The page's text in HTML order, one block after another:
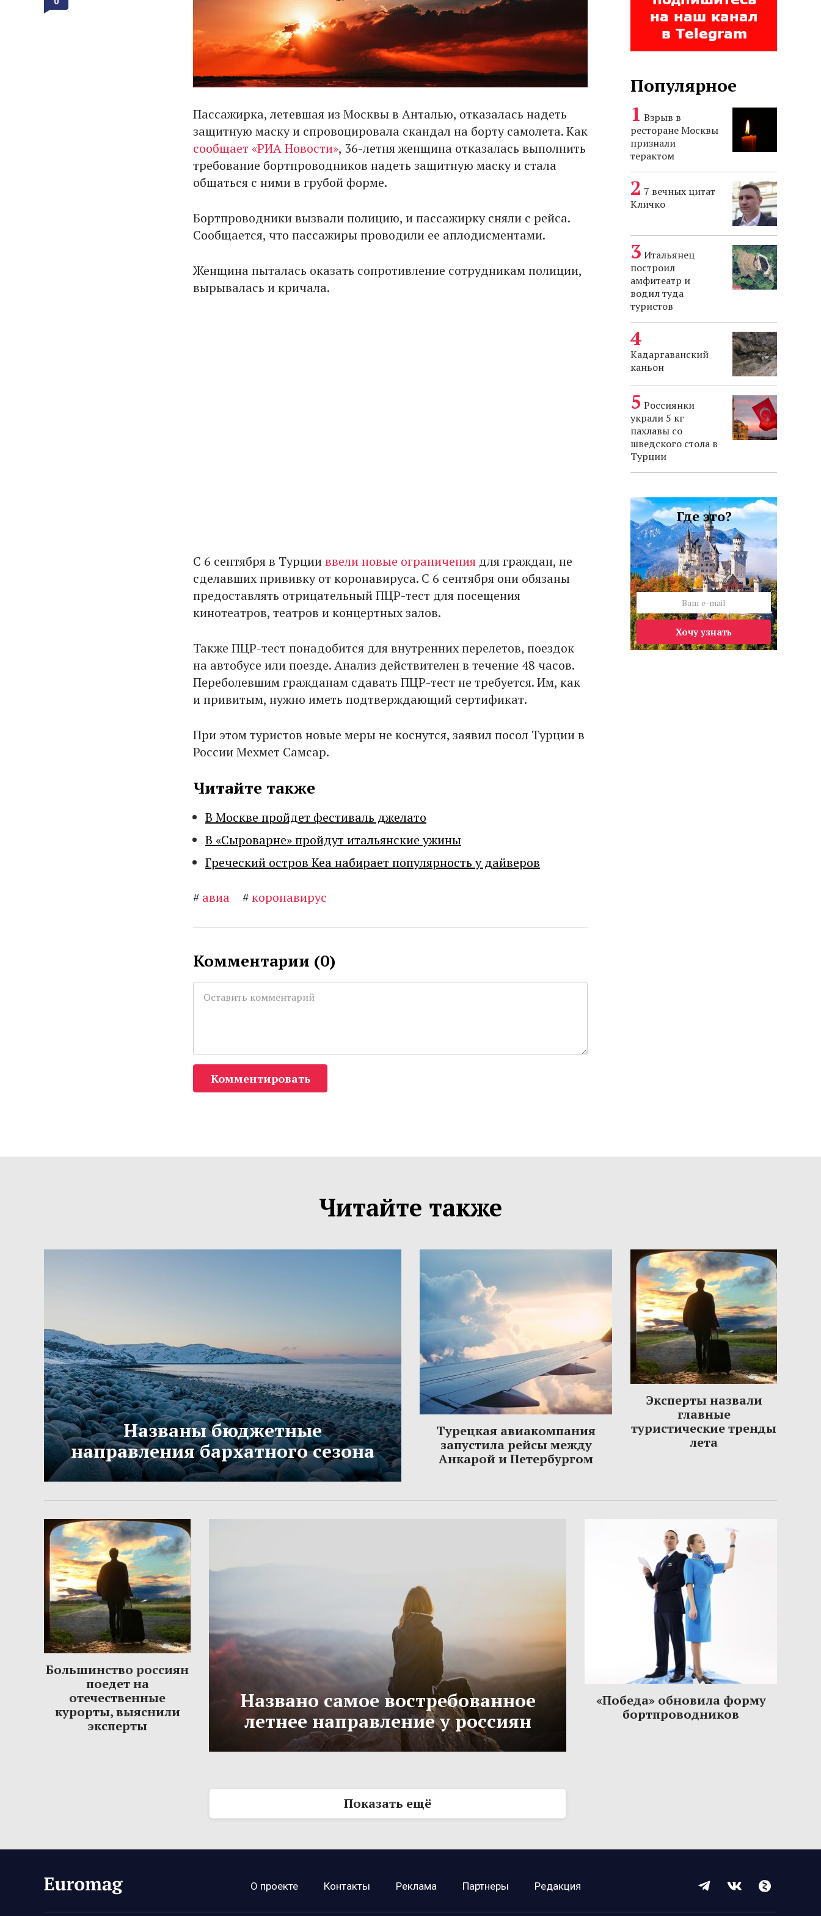
Пассажирка, летевшая из Москвы в Анталью, отказалась надеть
защитную маску и спровоцировала скандал на борту самолета. Как
сообщает «РИА Новости», 36-летня женщина отказалась выполнить
требование бортпроводников надеть защитную маску и стала
общаться с ними в грубой форме.
Бортпроводники вызвали полицию, и пассажирку сняли с рейса.
Сообщается, что пассажиры проводили ее аплодисментами.
Женщина пыталась оказать сопротивление сотрудникам полиции,
вырывалась и кричала.
С 6 сентября в Турцииввели новые ограничения для граждан, не
сделавших прививку от коронавируса. С 6 сентября они обязаны
предоставлять отрицательный ПЦР-тест для посещения
кинотеатров, театров и концертных залов.
Также ПЦР-тест понадобится для внутренних перелетов, поездок
на автобусе или поезде. Анализ действителен в течение 48 часов.
Переболевшим гражданам сдавать ПЦР-тест не требуется. Им, как
и привитым, нужно иметь подтверждающий сертификат.
При этом туристов новые меры не коснутся, заявил посол Турции в
России Мехмет Самсар.
Читайте также
В Москве пройдет фестиваль джелато
В «Сыроварне» пройдут итальянские ужины
Греческий остров Кеа набирает популярность у дайверов
# авиа #коронавирус
Комментарии (0)
Комментировать
Популярное
Взрыв в
ресторане Москвы
признали
терактом
7 вечных цитат
Кличко
Итальянец
построил
амфитеатр и
водил туда
туристов
Кадаргаванский
каньон
Россиянки
украли 5 кг
пахлавы со
шведского стола в
Турции
Где это?
Хочу узнать
Читайте также
Названы бюджетные
направления бархатного сезона
Турецкая авиакомпания
запустила рейсы между
Анкарой и Петербургом
Эксперты назвали
главные
туристические тренды
лета
Большинство россиян
поедет на
отечественные
курорты, выяснили
эксперты
Названо самое востребованное
летнее направление у россиян
«Победа» обновила форму
бортпроводников
Показать ещё
О проекте Контакты Реклама Партнеры Редакция